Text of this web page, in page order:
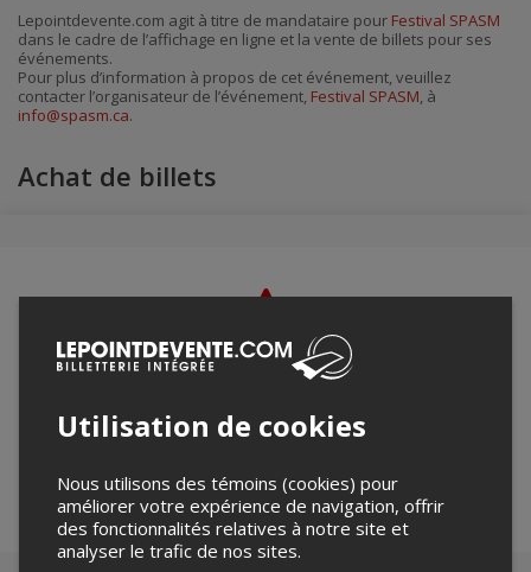
courriel
Lepointdevente.com agit à titre de mandataire pour Festival SPASM
dans le cadre de l’affichage en ligne et la vente de billets pour ses
événements.
Pour plus d’information à propos de cet événement, veuillez
contacter l’organisateur de l’événement, Festival SPASM, à
info@spasm.ca.
Achat de billets
Merci de confirmer que vous n'êtes pas un robot ci-
Utilisation de cookies
Nous utilisons des témoins (cookies) pour
améliorer votre expérience de navigation, offrir
des fonctionnalités relatives à notre site et
analyser le trafic de nos sites.